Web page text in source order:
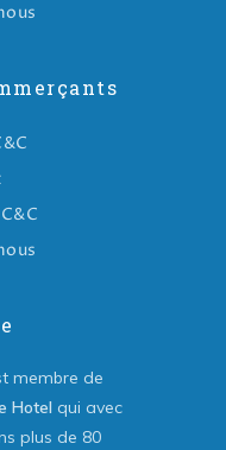
membre de
Hotel qui avec
plus de 80